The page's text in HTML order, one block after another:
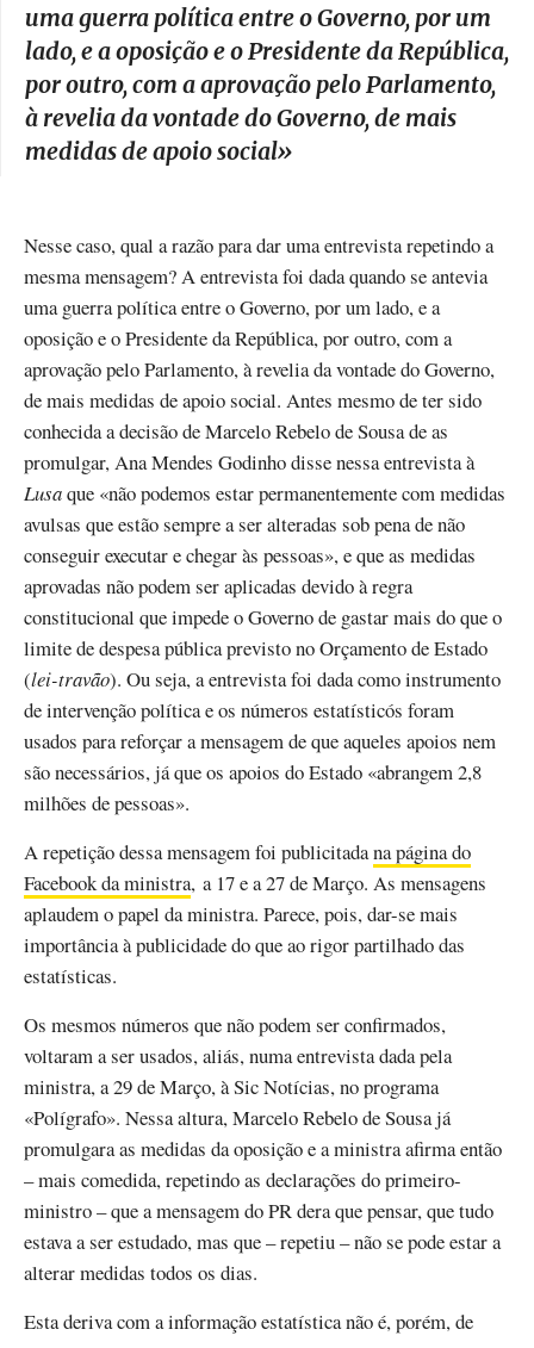
uma guerra política entre o Governo, por um
lado, e a oposição e o Presidente da República,
por outro, com a aprovação pelo Parlamento,
à revelia da vontade do Governo, de mais
medidas de apoio social»
Nesse caso, qual a razão para dar uma entrevista repetindo a
mesma mensagem? A entrevista foi dada quando se antevia
uma guerra política entre o Governo, por um lado, e a
oposição e o Presidente da República, por outro, com a
aprovação pelo Parlamento, à revelia da vontade do Governo,
de mais medidas de apoio social. Antes mesmo de ter sido
conhecida a decisão de Marcelo Rebelo de Sousa de as
promulgar, Ana Mendes Godinho disse nessa entrevista à
Lusaque «não podemos estar permanentemente com medidas
avulsas que estão sempre a ser alteradas sob pena de não
conseguir executar e chegar às pessoas», e que as medidas
aprovadas não podem ser aplicadas devido à regra
constitucional que impede o Governo de gastar mais do que o
limite de despesa pública previsto no Orçamento de Estado
(lei-travão). Ou seja, a entrevista foi dada como instrumento
de intervenção política e os números estatísticós foram
usados para reforçar a mensagem de que aqueles apoios nem
são necessários, já que os apoios do Estado «abrangem 2,8
milhões de pessoas».
A repetição dessa mensagem foi publicitadana página do
Facebook da ministra, a 17 e a 27 de Março. As mensagens
aplaudem o papel da ministra. Parece, pois, dar-se mais
importância à publicidade do que ao rigor partilhado das
estatísticas.
Os mesmos números que não podem ser confirmados,
voltaram a ser usados, aliás, numa entrevista dada pela
ministra, a 29 de Março, à Sic Notícias, no programa
«Polígrafo». Nessa altura, Marcelo Rebelo de Sousa já
promulgara as medidas da oposição e a ministra afirma então
– mais comedida, repetindo as declarações do primeiro-
ministro – que a mensagem do PR dera que pensar, que tudo
estava a ser estudado, mas que – repetiu – não se pode estar a
alterar medidas todos os dias.
Esta deriva com a informação estatística não é, porém, de